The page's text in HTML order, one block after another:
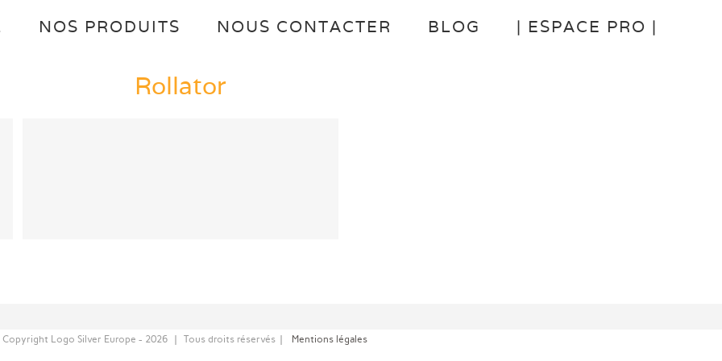
NOS PRODUITS NOUS CONTACTER BLOG | ESPACE PRO |
Rollator
Copyright Logo Silver Europe - 2026 | Tous droits réservés | Mentions légales